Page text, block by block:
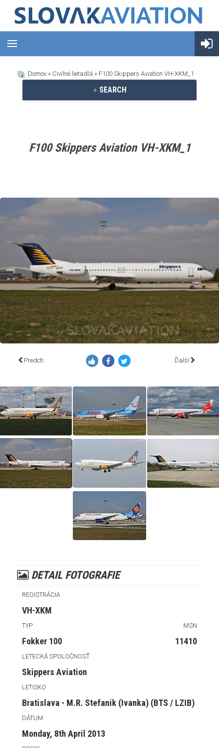
Domov » Civilné lietadlá » F100 Skippers Aviation VH-XKM_1
SEARCH
F100 Skippers Aviation VH-XKM_1
Predch. Ďalší
DETAIL FOTOGRAFIE
REGISTRÁCIA
VH-XKM
TYP MSN
Fokker 100 11410
LETECKÁ SPOLOČNOSŤ
Skippers Aviation
LETISKO
Bratislava - M.R. Stefanik (Ivanka) (BTS / LZIB)
DÁTUM
Monday, 8th April 2013